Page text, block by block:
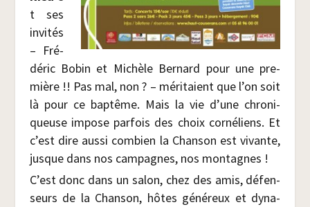
t ses
invi­tés
– Fré­
dé­ric Bobin et Michèle Ber­nard pour une pre­
mière !! Pas mal, non ? – méri­taient que l’on soit
là pour ce bap­tême. Mais la vie d’une chro­ni­
queuse impose par­fois des choix cor­né­liens. Et
c’est dire aus­si com­bien la Chan­son est vivante,
jusque dans nos cam­pagnes, nos montagnes !
C’est donc dans un salon, chez des amis, défen­
seurs de la Chan­son, hôtes géné­reux et dyna­